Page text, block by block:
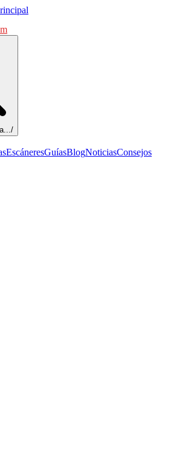
/
EscáneresGuíasBlogNoticiasConsejos